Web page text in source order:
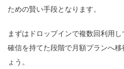
ための賢い手段となります。
まずはドロップインで複数回利用
確信を持てた段階で月額プランへ
ょう。